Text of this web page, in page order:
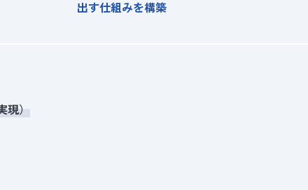
出す仕組みを構築
）